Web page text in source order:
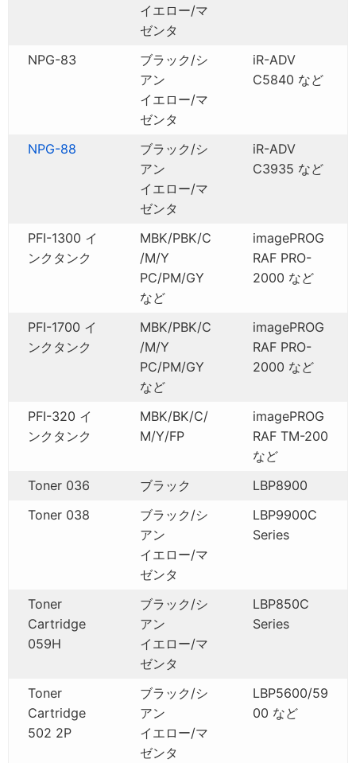
イエロー/マ
ゼンタ
NPG-83
ブラック/シ
アン
イエロー/マ
ゼンタ
iR-ADV
C5840 など
NPG-88
ブラック/シ
アン
イエロー/マ
ゼンタ
iR-ADV
C3935 など
PFI-1300 イ
ンクタンク
MBK/PBK/C
/M/Y
PC/PM/GY
など
imagePROG
RAF PRO-
2000 など
PFI-1700 イ
ンクタンク
MBK/PBK/C
/M/Y
PC/PM/GY
など
imagePROG
RAF PRO-
2000 など
PFI-320 イ
ンクタンク
MBK/BK/C/
M/Y/FP
imagePROG
RAF TM-200
など
Toner 036
ブラック
LBP8900
Toner 038
ブラック/シ
アン
イエロー/マ
ゼンタ
LBP9900C
Series
Toner
Cartridge
059H
ブラック/シ
アン
イエロー/マ
ゼンタ
LBP850C
Series
Toner
Cartridge
502 2P
ブラック/シ
アン
イエロー/マ
ゼンタ
LBP5600/59
00 など